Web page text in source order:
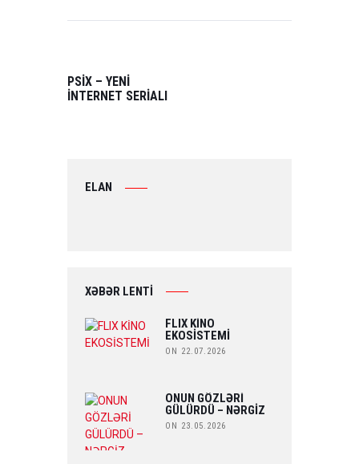
POST:
PSİX – YENİ
İNTERNET SERİALI
ELAN
XƏBƏR LENTİ
FLIX KİNO
EKOSİSTEMİ
ON 22.07.2026
ONUN GÖZLƏRİ
GÜLÜRDÜ – NƏRGİZ
ON 23.05.2026